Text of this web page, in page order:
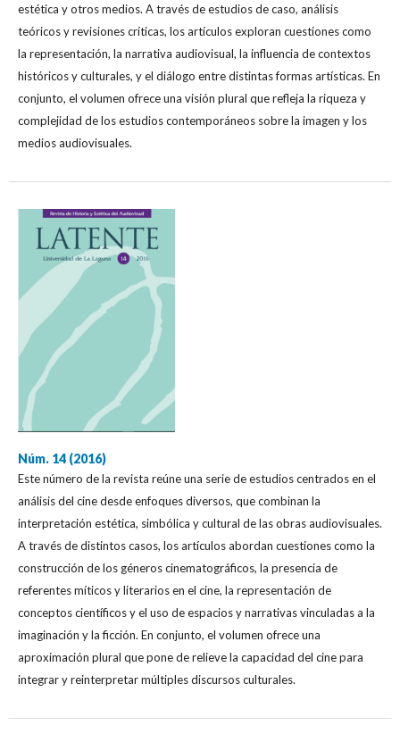
estética y otros medios. A través de estudios de caso, análisis
teóricos y revisiones críticas, los artículos exploran cuestiones como
la representación, la narrativa audiovisual, la influencia de contextos
históricos y culturales, y el diálogo entre distintas formas artísticas. En
conjunto, el volumen ofrece una visión plural que refleja la riqueza y
complejidad de los estudios contemporáneos sobre la imagen y los
medios audiovisuales.
Núm. 14 (2016)
Este número de la revista reúne una serie de estudios centrados en el
análisis del cine desde enfoques diversos, que combinan la
interpretación estética, simbólica y cultural de las obras audiovisuales.
A través de distintos casos, los artículos abordan cuestiones como la
construcción de los géneros cinematográficos, la presencia de
referentes míticos y literarios en el cine, la representación de
conceptos científicos y el uso de espacios y narrativas vinculadas a la
imaginación y la ficción. En conjunto, el volumen ofrece una
aproximación plural que pone de relieve la capacidad del cine para
integrar y reinterpretar múltiples discursos culturales.